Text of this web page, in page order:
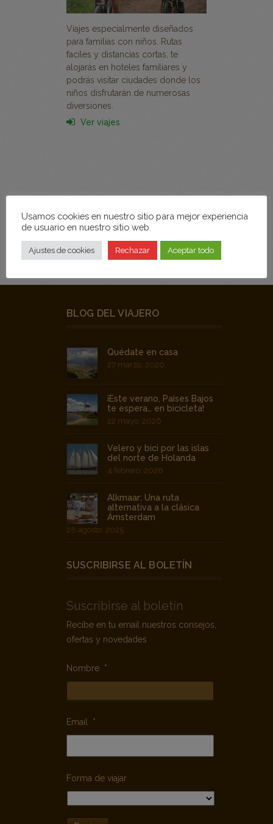
Viajes especialmente diseñados
para familias con niños. Rutas
faciles y distancias cortas, te
alojarás en hoteles familiares y
podrás visitar ciudades donde los
niños disfrutarán de numerosas
diversiones.
Ver viajes
CONECTAR
BLOG DEL VIAJERO
Quédate en casa
27 marzo, 2020
¡Este verano, Países Bajos
te espera… en bicicleta!
22 mayo, 2026
Velero y bici por las islas
del norte de Holanda
4 febrero, 2026
Alkmaar: Una ruta
alternativa a la clásica
Ámsterdam
28 agosto, 2025
SUSCRIBIRSE AL BOLETÍN
Suscribirse al boletín
Recibe en tu email nuestros consejos,
ofertas y novedades
Nombre *
Email *
Forma de viajar
Usamos cookies en nuestro sitio para mejor experiencia
de usuario en nuestro sitio web.
Ajustes de cookies Rechazar Aceptar todo